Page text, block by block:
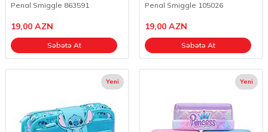
Penal Smiggle 863591
19,00 AZN
Səbətə At
Penal Smiggle 105026
19,00 AZN
Səbətə At
Yeni Yeni